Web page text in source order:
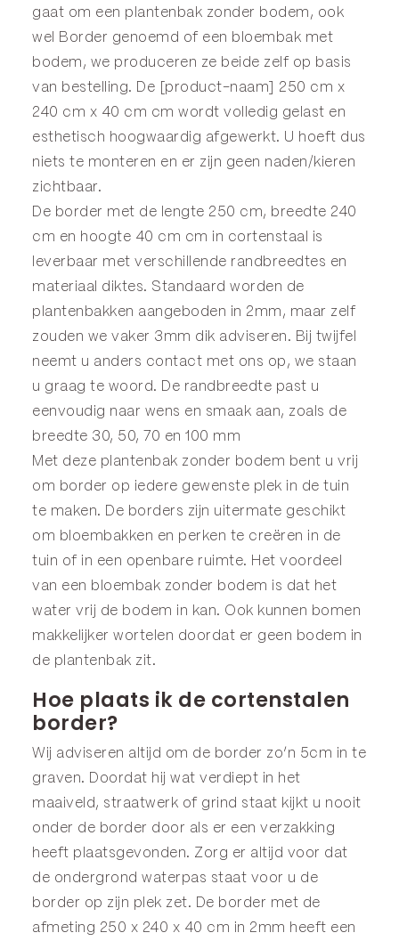
gaat om een plantenbak zonder bodem, ook
wel
Border genoemd of een bloembak met
bodem, we produceren ze beide zelf op basis
van bestelling. De [product-naam] 250 cm x
240 cm x 40 cm cm wordt volledig gelast en
esthetisch hoogwaardig afgewerkt. U hoeft dus
niets te monteren en er zijn geen naden/kieren
zichtbaar.
De border met de lengte 250 cm, breedte 240
cm en hoogte 40 cm cm in cortenstaal is
leverbaar met verschillende randbreedtes en
materiaal diktes. Standaard worden de
plantenbakken aangeboden in 2mm, maar zelf
zouden we vaker 3mm dik adviseren. Bij twijfel
neemt u anders contact met ons op, we staan
u graag te woord. De randbreedte past u
eenvoudig naar wens en smaak aan, zoals de
breedte 30, 50, 70 en 100 mm
Met deze plantenbak zonder bodem bent u vrij
om border op iedere gewenste plek in de tuin
te maken. De borders zijn uitermate geschikt
om bloembakken en perken te creëren in de
tuin of in een openbare ruimte. Het voordeel
van een bloembak zonder bodem is dat het
water vrij de bodem in kan. Ook kunnen bomen
makkelijker wortelen doordat er geen bodem in
de plantenbak zit.
Hoe plaats ik de cortenstalen
border?
Wij adviseren altijd om de border zo’n 5cm in te
graven. Doordat hij wat verdiept in het
maaiveld, straatwerk of grind staat kijkt u nooit
onder de border door als er een verzakking
heeft plaatsgevonden. Zorg er altijd voor dat
de ondergrond waterpas staat voor u de
border op zijn plek zet. De border met de
afmeting 250 x 240 x 40 cm in 2mm heeft een